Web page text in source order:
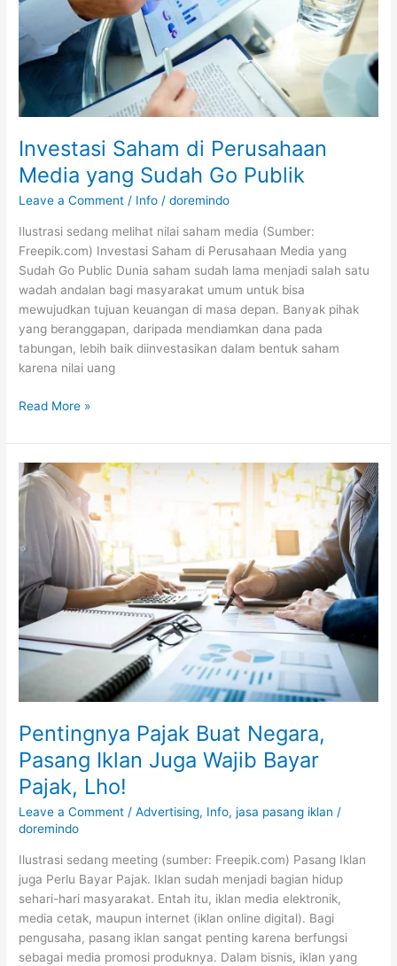
Investasi Saham di Perusahaan
Media yang Sudah Go Publik
Leave a Comment / Info /doremindo
Ilustrasi sedang melihat nilai saham media (Sumber:
Freepik.com) Investasi Saham di Perusahaan Media yang
Sudah Go Public Dunia saham sudah lama menjadi salah satu
wadah andalan bagi masyarakat umum untuk bisa
mewujudkan tujuan keuangan di masa depan. Banyak pihak
yang beranggapan, daripada mendiamkan dana pada
tabungan, lebih baik diinvestasikan dalam bentuk saham
karena nilai uang
Sudah
Go
Publik
Read More »
Pentingnya Pajak Buat Negara,
Pasang Iklan Juga Wajib Bayar
Pajak, Lho!
Leave a Comment /Advertising, Info,jasa pasang iklan /
doremindo
Ilustrasi sedang meeting (sumber: Freepik.com) Pasang Iklan
juga Perlu Bayar Pajak. Iklan sudah menjadi bagian hidup
sehari-hari masyarakat. Entah itu, iklan media elektronik,
media cetak, maupun internet (iklan online digital). Bagi
pengusaha, pasang iklan sangat penting karena berfungsi
sebagai media promosi produknya. Dalam bisnis, iklan yang
Pentingnya
Pajak
Buat
Negara,
Pasang
Iklan
Juga
Wajib
Bayar
Pajak,
Lho!